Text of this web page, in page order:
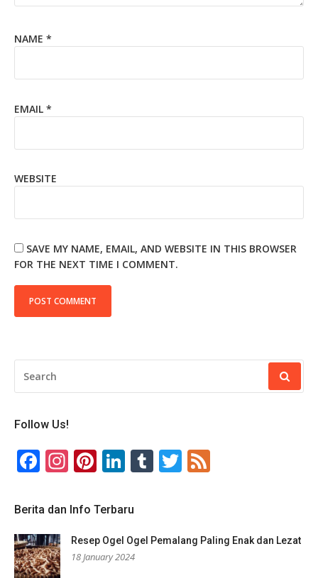
NAME *
EMAIL *
WEBSITE
SAVE MY NAME, EMAIL, AND WEBSITE IN THIS BROWSER
FOR THE NEXT TIME I COMMENT.
FOR:
Follow Us!
Facebook
Instagram
Pinterest
LinkedIn
TumblrTwitter
Berita dan Info Terbaru
Resep Ogel Ogel Pemalang Paling Enak dan Lezat
18 January 2024